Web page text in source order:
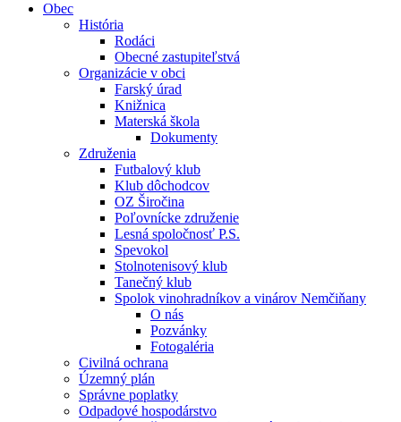
Obec
História
Rodáci
Obecné zastupiteľstvá
Organizácie v obci
Farský úrad
Knižnica
Materská škola
Dokumenty
Združenia
Futbalový klub
Klub dôchodcov
OZ Širočina
Poľovnícke združenie
Lesná spoločnosť P.S.
Spevokol
Stolnotenisový klub
Tanečný klub
Spolok vinohradníkov a vinárov Nemčiňany
O nás
Pozvánky
Fotogaléria
Civilná ochrana
Územný plán
Správne poplatky
Odpadové hospodárstvo